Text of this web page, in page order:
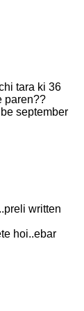
tara ki 36
paren??
september
written
hoi..ebar